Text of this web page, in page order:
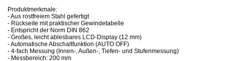
Produktmerkmale:
- Aus rostfreiem Stahl gefertigt
- Rückseite mit praktischer Gewindetabelle
- Entspricht der Norm DIN 862
- Großes, leicht ablesbares LCD-Display (12 mm)
- Automatische Abschaltfunktion (AUTO OFF)
- 4-fach Messung (Innen-, Außen-, Tiefen- und Stufenmessung)
- Messbereich: 200 mm